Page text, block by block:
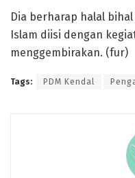
Dia berharap halal
Islam diisi dengan
menggembirakan. (fur)
Tags: PDM Kendal